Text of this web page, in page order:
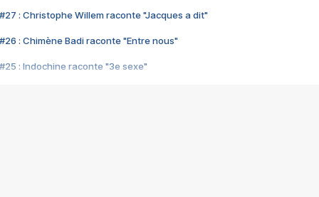
#27 : Christophe Willem raconte "Jacques a dit"
#26 : Chimène Badi raconte "Entre nous"
#25 : Indochine raconte "3e sexe"